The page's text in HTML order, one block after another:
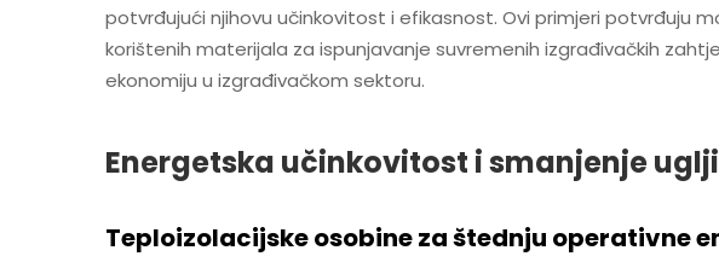
potvrđujući njihovu učinkovitost i efikasnost. Ovi primjeri potvrđuju
korištenih materijala za ispunjavanje suvremenih izgrađivačkih
ekonomiju u izgrađivačkom sektoru.
Energetska učinkovitost i smanjenje
Teploizolacijske osobine za štednju operativne